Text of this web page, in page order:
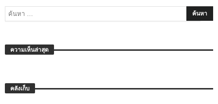
ความเห็นล่าสุด
คลังเก็บ